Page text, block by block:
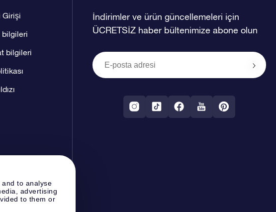
to analyse
advertising
to them or
Girişi
bilgileri
bilgileri
İndirimler ve ürün güncellemeleri için
ÜCRETSİZ haber bültenimize abone olun